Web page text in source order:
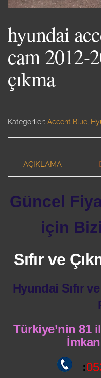
hyundai
cam 2012-
çıkma
Kategoriler: Accent Blue
AÇIKLAMA
Güncel
için Bizi
Sıfır ve
Hyundai Sıfır
Türkiye’nin 81
: